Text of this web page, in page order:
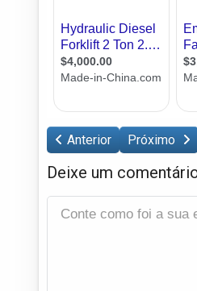
Anterior Próximo
Deixe um